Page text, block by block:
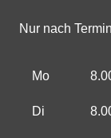
Nur nach
Mo
Di